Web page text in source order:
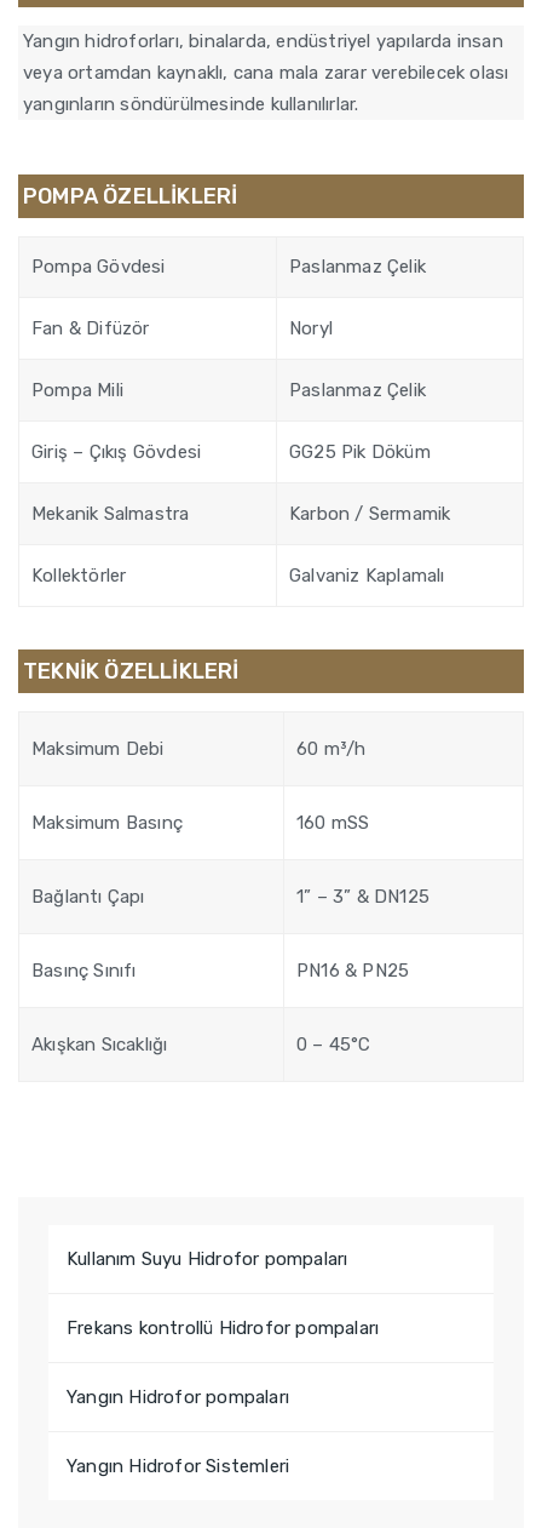
Yangın hidroforları, binalarda, endüstriyel yapılarda insan
veya ortamdan kaynaklı, cana mala zarar verebilecek olası
yangınların söndürülmesinde kullanılırlar.
POMPA ÖZELLİKLERİ
Pompa Gövdesi Paslanmaz Çelik
Fan & Difüzör Noryl
Pompa Mili Paslanmaz Çelik
Giriş – Çıkış Gövdesi GG25 Pik Döküm
Mekanik Salmastra Karbon / Sermamik
Kollektörler Galvaniz Kaplamalı
TEKNİK ÖZELLİKLERİ
Maksimum Debi 60 m³/h
Maksimum Basınç 160 mSS
Bağlantı Çapı 1” – 3” & DN125
Basınç Sınıfı PN16 & PN25
Akışkan Sıcaklığı 0 – 45°C
Kullanım Suyu Hidrofor pompaları
Frekans kontrollü Hidrofor pompaları
Yangın Hidrofor pompaları
Yangın Hidrofor Sistemleri